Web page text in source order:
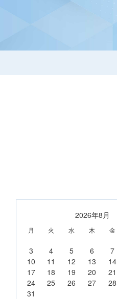
2026年8月
月 火 水 木 金
3
4 5 6 7
10
11 12 13 14
17
18 19 20 21
24
25 26 27 28
31